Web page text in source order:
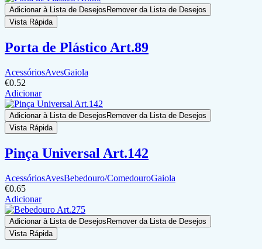
Adicionar à Lista de Desejos Remover da Lista de Desejos
Vista Rápida
Porta de Plástico Art.89
AcessóriosAvesGaiola
€0.52
Adicionar
Adicionar à Lista de Desejos Remover da Lista de Desejos
Vista Rápida
Pinça Universal Art.142
AcessóriosAvesBebedouro/ComedouroGaiola
€0.65
Adicionar
Adicionar à Lista de DesejosRemover da Lista de Desejos
Vista Rápida